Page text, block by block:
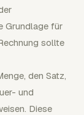
Grundlage für
sollte
den Satz,
und
Diese